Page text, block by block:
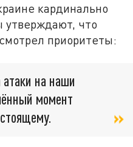
кардинально
утверждают, что
приоритеты:
на наши
момент